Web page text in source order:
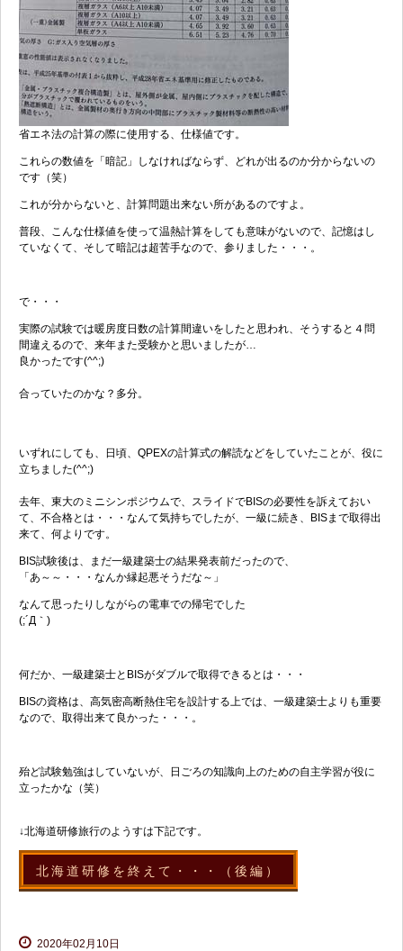
省エネ法の計算の際に使用する、仕様値です。
これらの数値を「暗記」しなければならず、どれが出るのか分からないの
です（笑）
これが分からないと、計算問題出来ない所があるのですよ。
普段、こんな仕様値を使って温熱計算をしても意味がないので、記憶はし
ていなくて、そして暗記は超苦手なので、参りました・・・。
で・・・
実際の試験では暖房度日数の計算間違いをしたと思われ、そうすると４問
間違えるので、来年また受験かと思いましたが…
良かったです(^^;)
合っていたのかな？多分。
いずれにしても、日頃、QPEXの計算式の解読などをしていたことが、役に
立ちました(^^;)
去年、東大のミニシンポジウムで、スライドでBISの必要性を訴えておい
て、不合格とは・・・なんて気持ちでしたが、一級に続き、BISまで取得出
来て、何よりです。
BIS試験後は、まだ一級建築士の結果発表前だったので、
「あ～～・・・なんか縁起悪そうだな～」
なんて思ったりしながらの電車での帰宅でした
(;´Д｀)
何だか、一級建築士とBISがダブルで取得できるとは・・・
BISの資格は、高気密高断熱住宅を設計する上では、一級建築士よりも重要
なので、取得出来て良かった・・・。
殆ど試験勉強はしていないが、日ごろの知識向上のための自主学習が役に
立ったかな（笑）
↓北海道研修旅行のようすは下記です。
北海道研修を終えて・・・（後編）
2020年02月10日